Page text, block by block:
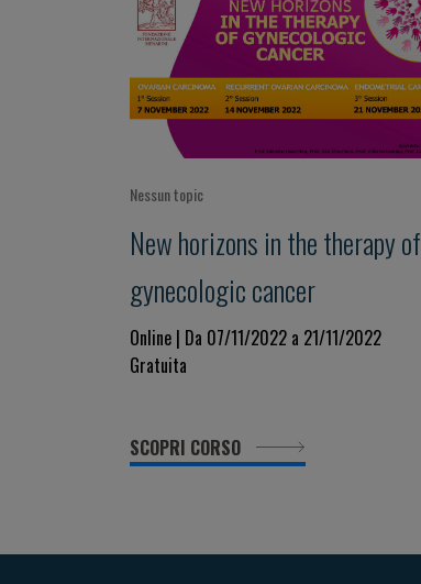
Nessun topic
New horizons in the therapy of
gynecologic cancer
Online | Da 07/11/2022 a 21/11/2022
Gratuita
SCOPRI CORSO